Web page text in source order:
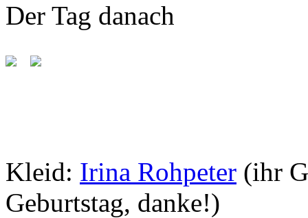
Der Tag danach
Kleid: Irina Rohpeter (ihr
Geburtstag, danke!)